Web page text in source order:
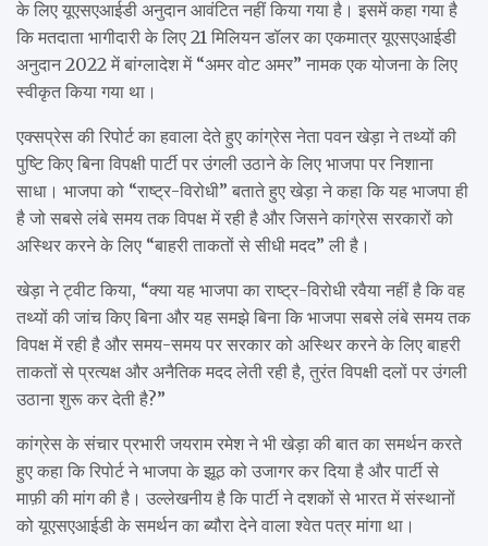
के लिए यूएसएआईडी अनुदान आवंटित नहीं किया गया है। इसमें कहा गया है
कि मतदाता भागीदारी के लिए 21 मिलियन डॉलर का एकमात्र यूएसएआईडी
अनुदान 2022 में बांग्लादेश में “अमर वोट अमर” नामक एक योजना के लिए
स्वीकृत किया गया था।
एक्सप्रेस की रिपोर्ट का हवाला देते हुए कांग्रेस नेता पवन खेड़ा ने तथ्यों की
पुष्टि किए बिना विपक्षी पार्टी पर उंगली उठाने के लिए भाजपा पर निशाना
साधा। भाजपा को “राष्ट्र-विरोधी” बताते हुए खेड़ा ने कहा कि यह भाजपा ही
है जो सबसे लंबे समय तक विपक्ष में रही है और जिसने कांग्रेस सरकारों को
अस्थिर करने के लिए “बाहरी ताकतों से सीधी मदद” ली है।
खेड़ा ने ट्वीट किया, “क्या यह भाजपा का राष्ट्र-विरोधी रवैया नहीं है कि वह
तथ्यों की जांच किए बिना और यह समझे बिना कि भाजपा सबसे लंबे समय तक
विपक्ष में रही है और समय-समय पर सरकार को अस्थिर करने के लिए बाहरी
ताकतों से प्रत्यक्ष और अनैतिक मदद लेती रही है, तुरंत विपक्षी दलों पर उंगली
उठाना शुरू कर देती है?”
कांग्रेस के संचार प्रभारी जयराम रमेश ने भी खेड़ा की बात का समर्थन करते
हुए कहा कि रिपोर्ट ने भाजपा के झूठ को उजागर कर दिया है और पार्टी से
माफ़ी की मांग की है। उल्लेखनीय है कि पार्टी ने दशकों से भारत में संस्थानों
को यूएसएआईडी के समर्थन का ब्यौरा देने वाला श्वेत पत्र मांगा था।